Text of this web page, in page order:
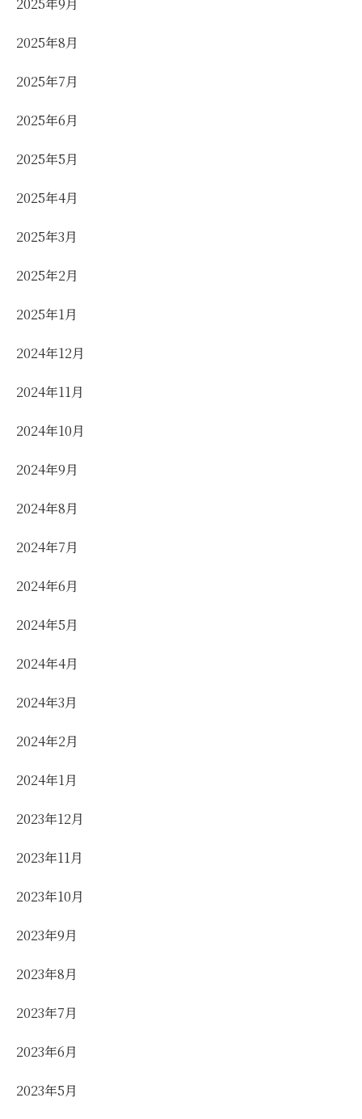
2025年9月
2025年8月
2025年7月
2025年6月
2025年5月
2025年4月
2025年3月
2025年2月
2025年1月
2024年12月
2024年11月
2024年10月
2024年9月
2024年8月
2024年7月
2024年6月
2024年5月
2024年4月
2024年3月
2024年2月
2024年1月
2023年12月
2023年11月
2023年10月
2023年9月
2023年8月
2023年7月
2023年6月
2023年5月